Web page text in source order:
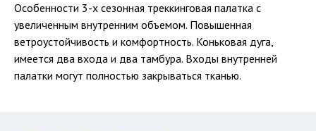
Особенности 3-х сезонная треккинговая палатка с
увеличенным внутренним объемом. Повышенная
ветроустойчивость и комфортность. Коньковая дуга,
имеется два входа и два тамбура. Входы внутренней
палатки могут полностью закрываться тканью.